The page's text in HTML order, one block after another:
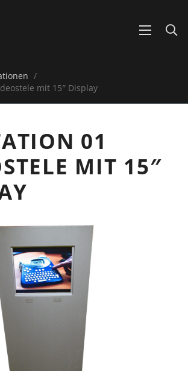
/
mit 15″ Display
01
MIT 15″